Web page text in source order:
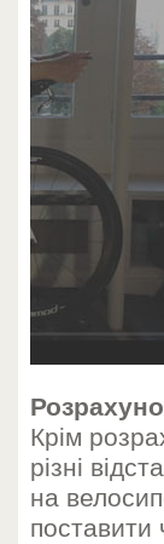
Крім
різні
на
поставити